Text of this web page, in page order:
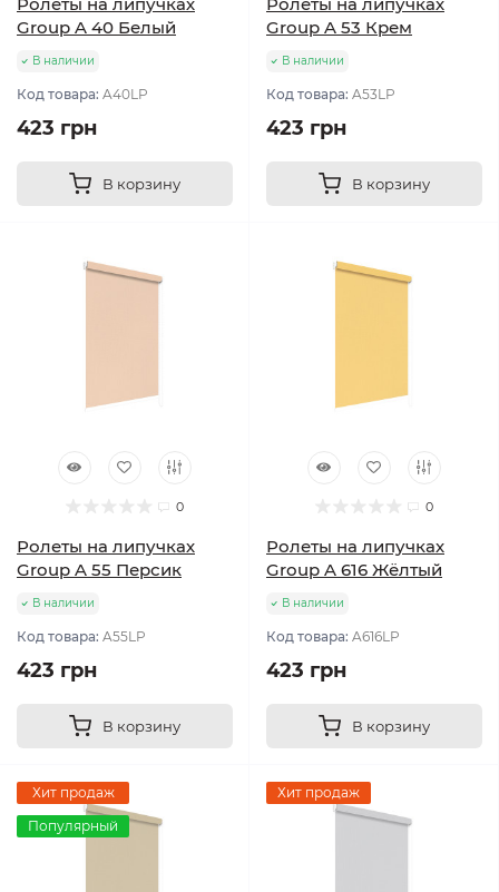
Group A 40 Белый
В наличии
Код товара: A40LP
423 грн
В корзину
Group A 53 Крем
В наличии
Код товара: A53LP
423 грн
В корзину
0
Ролеты на липучках
Group A 55 Персик
В наличии
Код товара: A55LP
423 грн
В корзину
0
Ролеты на липучках
Group A 616 Жёлтый
В наличии
Код товара: A616LP
423 грн
В корзину
Хит продаж
Популярный
Хит продаж